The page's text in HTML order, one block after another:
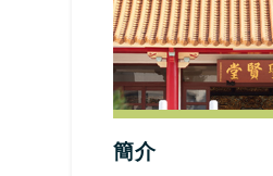
簡介